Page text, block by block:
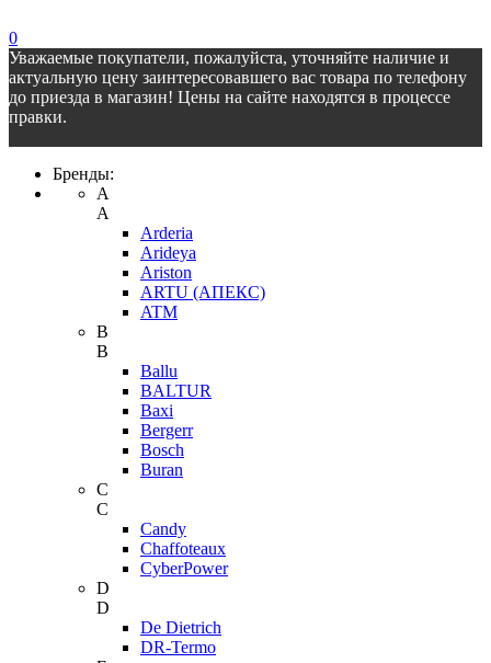
0
Уважаемые покупатели, пожалуйста, уточняйте наличие и
актуальную цену заинтересовавшего вас товара по телефону
до приезда в магазин! Цены на сайте находятся в процессе
правки.
Бренды:
A
A
Arderia
Arideya
Ariston
ARTU (АПЕКС)
ATM
B
B
Ballu
BALTUR
Baxi
Bergerr
Bosch
Buran
C
C
Candy
Chaffoteaux
CyberPower
D
D
De Dietrich
DR-Termo